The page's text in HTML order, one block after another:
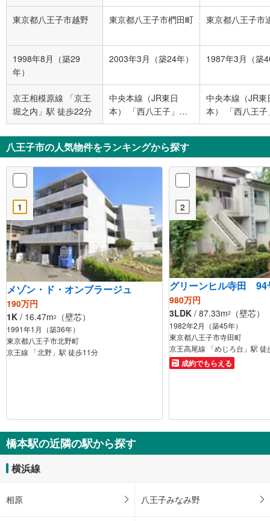
東京都八王子市越野 東京都八王子市椚田町 東京都八王子市
1998年8月（築29
年）
2003年3月（築24年） 1987年3月（築
京王相模原線 「京王
堀之内」駅 徒歩22分
中央本線（JR東日
本） 「西八王子」駅
バス18分 椚田北 バス
停下車 徒歩8分
中央本線（JR東
本） 「西八王子
徒歩12分
八王子市の人気物件をランキングから探す
1
メゾン・ド・オンブラージュ
190万円
1K / 16.47m2 （壁芯）
1991年1月（築36年）
東京都八王子市北野町
京王線 「北野」駅 徒歩11分
2
グリーンヒル寺田 94
980万円
3LDK / 87.33m2 （壁芯）
1982年2月（築45年）
東京都八王子市寺田町
京王高尾線 「めじろ台」駅 徒
成約でもらえる
橋本駅の近隣の駅から探す
横浜線
相原 八王子みなみ野